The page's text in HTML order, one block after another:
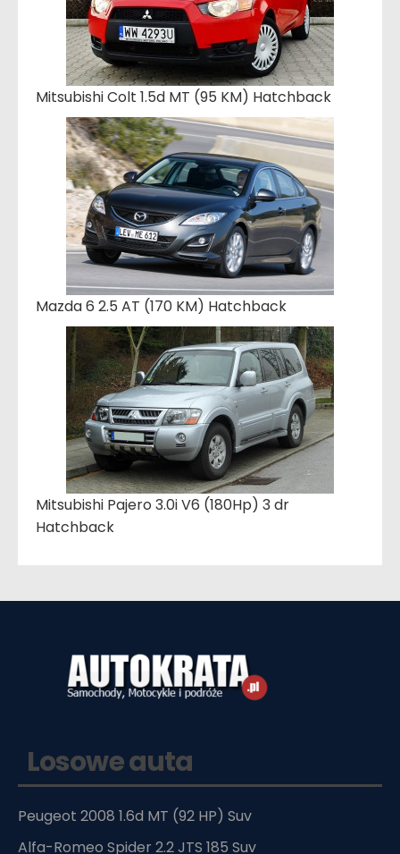
Mitsubishi Colt 1.5d MT (95 KM) Hatchback
Mazda 6 2.5 AT (170 KM) Hatchback
Mitsubishi Pajero 3.0i V6 (180Hp) 3 dr
Hatchback
Losowe auta
Peugeot 2008 1.6d MT (92 HP) Suv
Alfa-Romeo Spider 2.2 JTS 185 Suv